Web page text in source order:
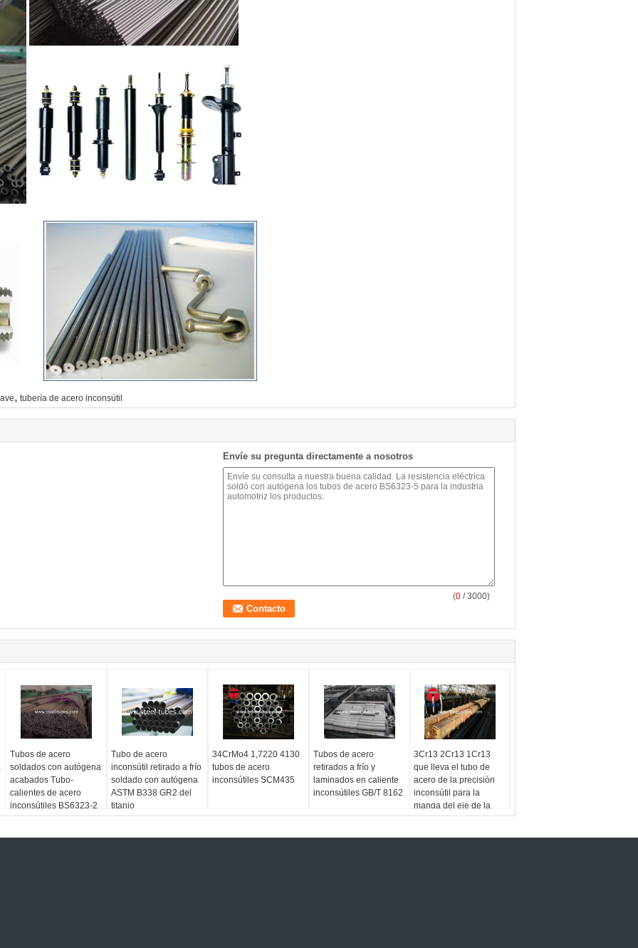
, tubería de acero inconsútil
Envíe su pregunta directamente a nosotros
(0 / 3000)
Tubos de acero
soldados con autógena
acabados Tubo-
calientes de acero
inconsútiles BS6323-2
para la industria del
Tubo de acero
inconsútil retirado a frío
soldado con autógena
ASTM B338 GR2 del
titanio
34CrMo4 1,7220 4130
tubos de acero
inconsútiles SCM435
Tubos de acero
retirados a frío y
laminados en caliente
inconsútiles GB/T 8162
3Cr13 2Cr13 1Cr13
que lleva el tubo de
acero de la precisión
inconsútil para la
manga del eje de la
lavadora